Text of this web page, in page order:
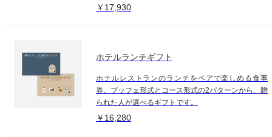
￥17,930
ホテルランチギフト
ホテルレストランのランチをペアで楽しめる食事
券。ブッフェ形式とコース形式の2パターンから、贈
られた人が選べるギフトです。
￥16,280